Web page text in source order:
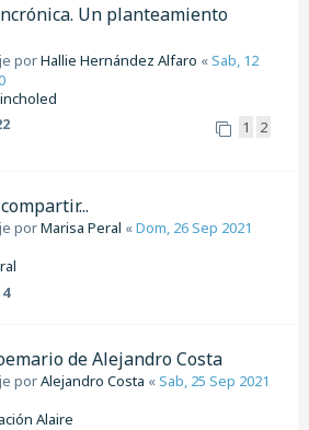
Un planteamiento
porHallie Hernández Alfaro «Sab, 12
1 2
porMarisa Peral «Dom, 26 Sep 2021
de Alejandro Costa
porAlejandro Costa «Sab, 25 Sep 2021
Alaire